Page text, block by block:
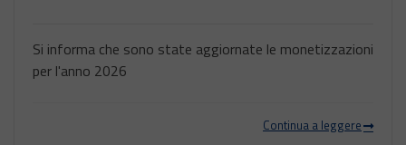
Si informa che sono state aggiornate le monetizzazioni
per l'anno 2026
Continua a leggere